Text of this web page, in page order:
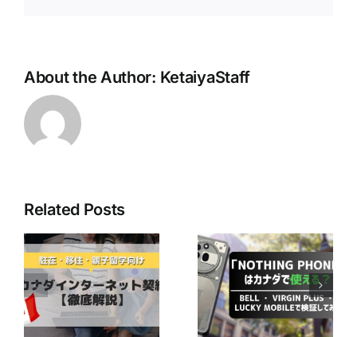
About the Author: KetaiyaStaff
Related Posts
最近人気の
「Nothing
Phone」はカナ
ダで使える？ ～
Bell ・ Virgin
Plus ・ Lucky
Lucky Mobileで
カナダから海外
に電話したい人
へ｜国際通話オ
プションの種類